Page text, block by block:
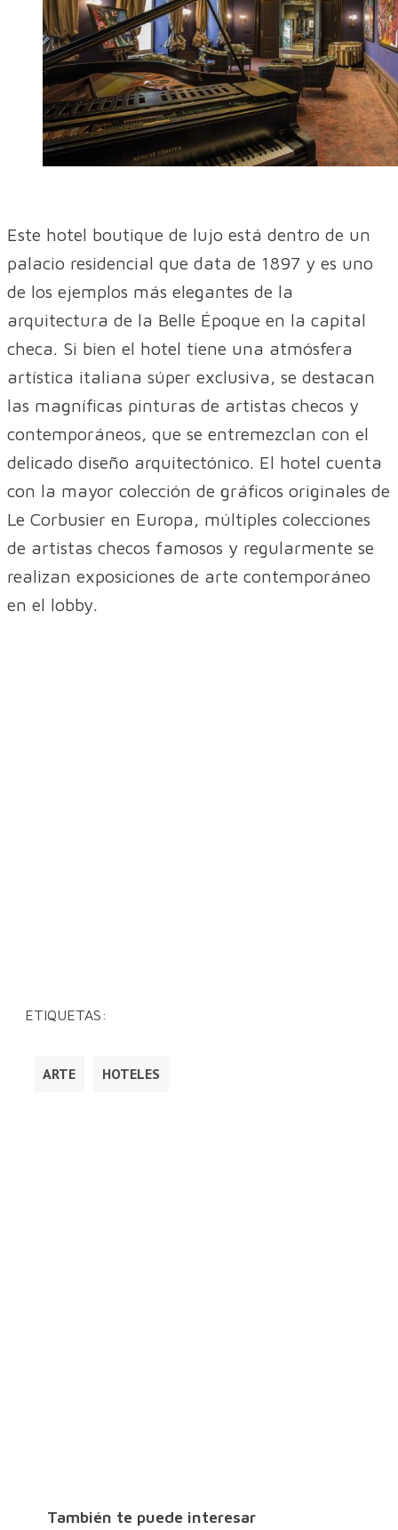
Este hotel boutique de lujo está dentro de un
palacio residencial que data de 1897 y es uno
de los ejemplos más elegantes de la
arquitectura de la Belle Époque en la capital
checa. Si bien el hotel tiene una atmósfera
artística italiana súper exclusiva, se destacan
las magníficas pinturas de artistas checos y
contemporáneos, que se entremezclan con el
delicado diseño arquitectónico. El hotel cuenta
con la mayor colección de gráficos originales de
Le Corbusier en Europa, múltiples colecciones
de artistas checos famosos y regularmente se
realizan exposiciones de arte contemporáneo
en el lobby.
ETIQUETAS:
ARTE HOTELES
También te puede interesar